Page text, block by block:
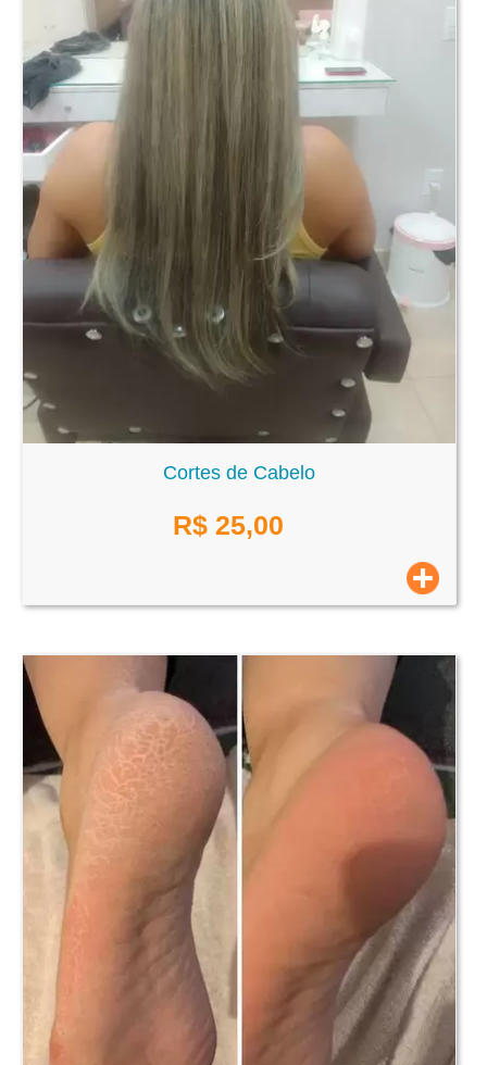
Cortes de Cabelo
R$ 25,00